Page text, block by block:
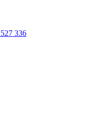
527 336